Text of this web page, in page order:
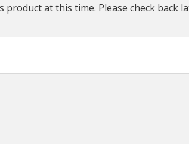
at this time. Please check back